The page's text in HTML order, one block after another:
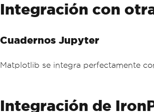
Integración con
Cuadernos Jupyter
Matplotlib se integra perfectamente
Integración de